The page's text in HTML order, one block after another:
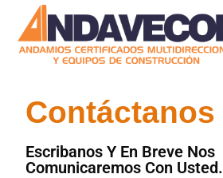
Contáctanos
Escribanos Y En Breve Nos
Comunicaremos Con Usted.